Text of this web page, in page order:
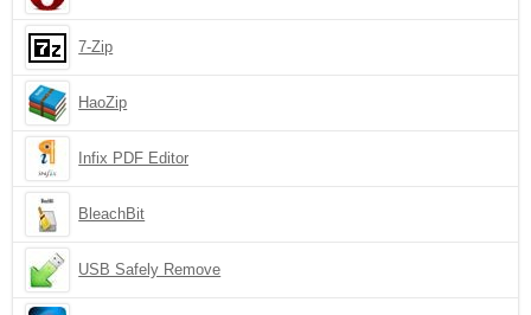
7-Zip
HaoZip
Infix PDF Editor
BleachBit
USB Safely Remove